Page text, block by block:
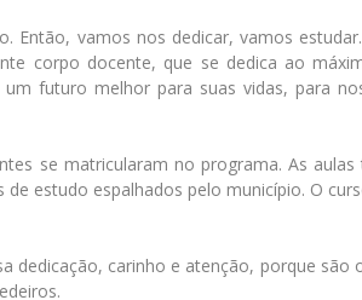
Então, vamos nos dedicar, vamos
corpo docente, que se dedica ao
futuro melhor para suas vidas, para
se matricularam no programa. As
estudo espalhados pelo município. O
dedicação, carinho e atenção, porque são